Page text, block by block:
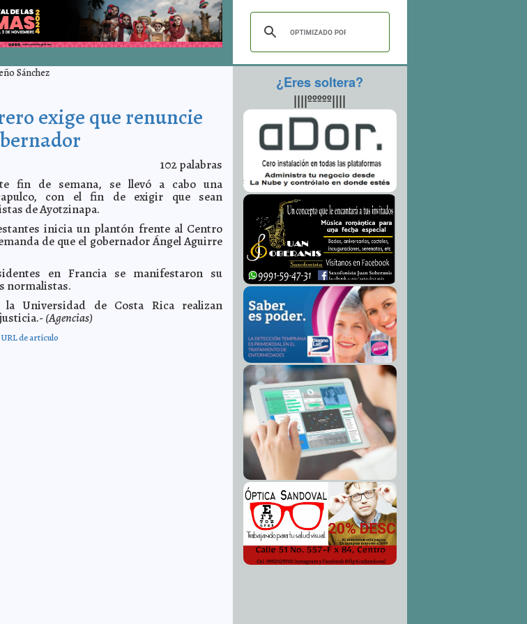
Sánchez
exige que renuncie
102palabras
fin de semana, se llevó a cabo una
con el fin de exigir que sean
de Ayotzinapa.
inicia un plantón frente al Centro
de que el gobernador Ángel Aguirre
en Francia se manifestaron su
normalistas.
Universidad de Costa Rica realizan
(Agencias)
URL de artículo
¿Eres soltera?
||||ººººº||||